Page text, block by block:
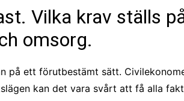
Vilka krav ställs
omsorg.
på ett förutbestämt sätt.
kan det vara svårt att få alla